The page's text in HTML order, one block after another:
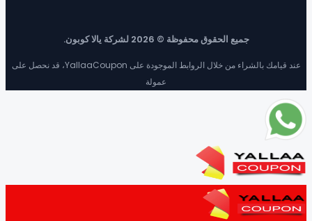
جميع الحقوق محفوظة © 2026 لشركة يالا كوبون.
عند قيامك بالشراء من خلال الروابط الموجودة على YallaaCoupon، قد نحصل على